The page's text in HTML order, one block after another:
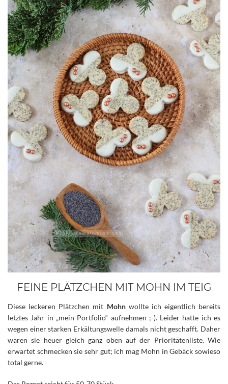
FEINE PLÄTZCHEN MIT MOHN IM TEIG
Diese leckeren Plätzchen mit Mohnwollte ich eigentlich bereits
letztes Jahr in „mein Portfolio“ aufnehmen ;-). Leider hatte ich es
wegen einer starken Erkältungswelle damals nicht geschafft. Daher
waren sie heuer gleich ganz oben auf der Prioritätenliste. Wie
erwartet schmecken sie sehr gut; ich mag Mohn in Gebäck sowieso
total gerne.